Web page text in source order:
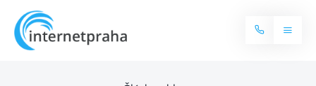
content
Toggle